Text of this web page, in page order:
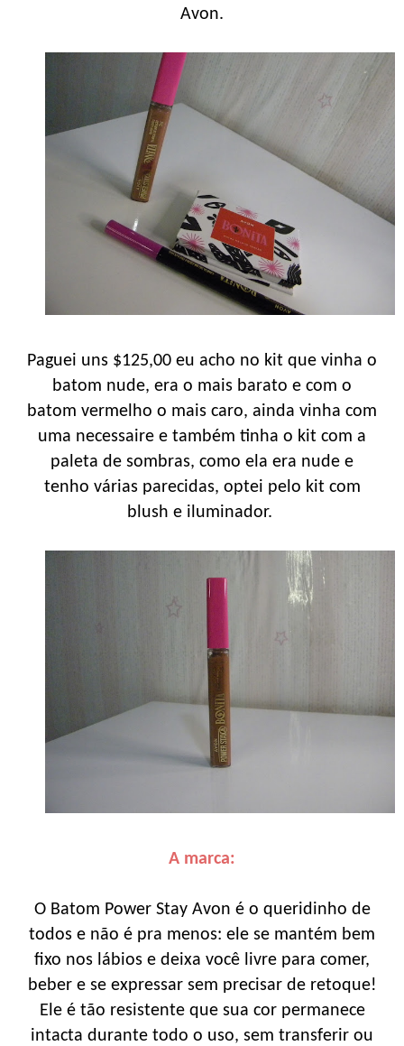
Avon.
Paguei uns $125,00 eu acho no kit que vinha o
batom nude, era o mais barato e com o
batom vermelho o mais caro, ainda vinha com
uma necessaire e também tinha o kit com a
paleta de sombras, como ela era nude e
tenho várias parecidas, optei pelo kit com
blush e iluminador.
A marca:
O Batom Power Stay Avon é o queridinho de
todos e não é pra menos: ele se mantém bem
fixo nos lábios e deixa você livre para comer,
beber e se expressar sem precisar de retoque!
Ele é tão resistente que sua cor permanece
intacta durante todo o uso, sem transferir ou